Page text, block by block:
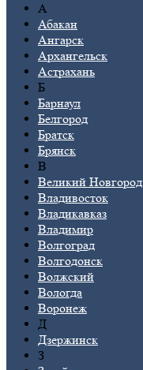
А
Абакан
Ангарск
Архангельск
Астрахань
Б
Барнаул
Белгород
Братск
Брянск
В
Великий Новгород
Владивосток
Владикавказ
Владимир
Волгоград
Волгодонск
Волжский
Вологда
Воронеж
Д
Дзержинск
З